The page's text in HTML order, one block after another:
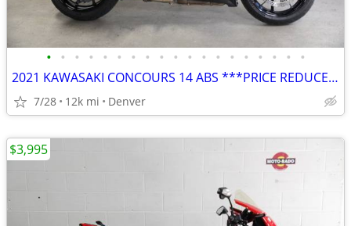
• • • • • • • • • • • • • • • • • • •
2021 KAWASAKI CONCOURS 14 ABS ***PRICE REDUCED***
7/28 12k mi Denver
$3,995